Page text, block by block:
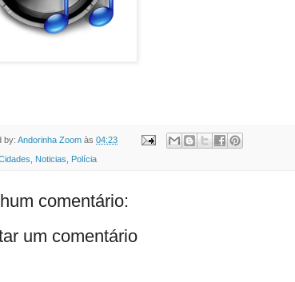
by: Andorinha Zoom às 04:23
Noticias Polícia
comentário:
um comentário